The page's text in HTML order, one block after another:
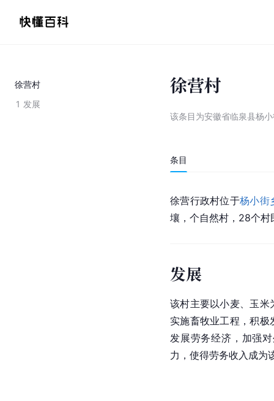
徐营村
1 发展
徐营村
该条目为安徽省临泉县杨
条目
徐营行政村位于杨小街
壤，个自然村，28个
发展
该村主要以小麦、玉米
实施畜牧业工程，积
发展劳务经济，加强
力，使得劳务收入成为